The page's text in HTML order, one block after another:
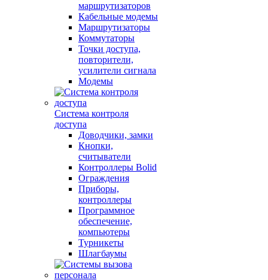
маршрутизаторов
Кабельные модемы
Маршрутизаторы
Коммутаторы
Точки доступа,
повторители,
усилители сигнала
Модемы
Система контроля
доступа
Доводчики, замки
Кнопки,
считыватели
Контроллеры Bolid
Ограждения
Приборы,
контроллеры
Программное
обеспечение,
компьютеры
Турникеты
Шлагбаумы